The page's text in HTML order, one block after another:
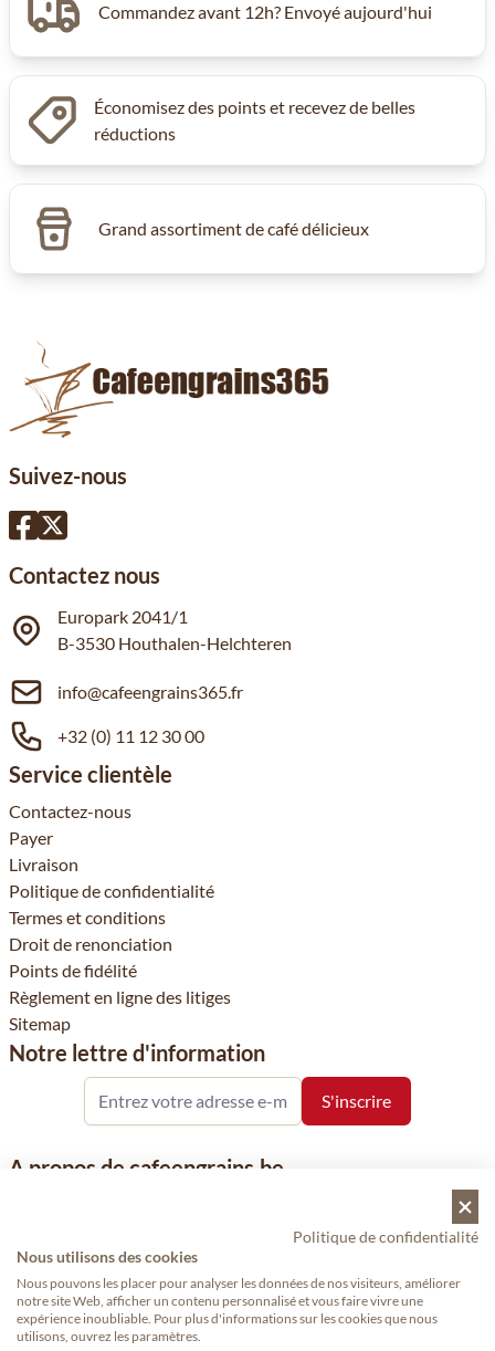
Commandez avant 12h? Envoyé aujourd'hui
Économisez des points et recevez de belles
réductions
Grand assortiment de café délicieux
Suivez-nous
Contactez nous
Europark 2041/1
B-3530 Houthalen-Helchteren
info@cafeengrains365.fr
+32 (0) 11 12 30 00
Service clientèle
Contactez-nous
Payer
Livraison
Politique de confidentialité
Termes et conditions
Droit de renonciation
Points de fidélité
Règlement en ligne des litiges
Sitemap
Notre lettre d'information
A propos de cafeengrains.be
Le grain de café fait partie de la société VHN et se concentre sur
la vente de produits à base de café, de renommée nationale et
internationale, tels que le café, les grains de café, le café moulu
et les dosettes de café, garants de qualité.
Politique de confidentialité
Nous utilisons des cookies
Nous pouvons les placer pour analyser les données de nos visiteurs, améliorer
notre site Web, afficher un contenu personnalisé et vous faire vivre une
expérience inoubliable. Pour plus d'informations sur les cookies que nous
utilisons, ouvrez les paramètres.